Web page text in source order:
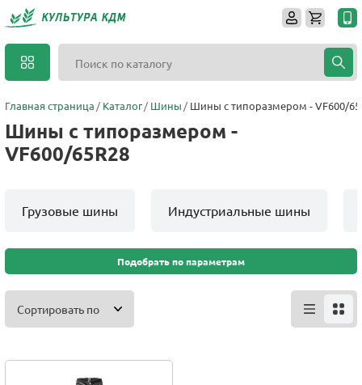
Главная страница Каталог Шины Шины с типоразмером - VF600/
Шины с типоразмером -
VF600/65R28
Грузовые шины Индустриальные шины
Подобрать по параметрам
Сортировать по